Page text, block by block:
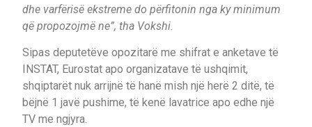
dhe varfërisë ekstreme do përfitonin nga ky minimum
që propozojmë ne”, tha Vokshi.
Sipas deputetëve opozitarë me shifrat e anketave të
INSTAT, Eurostat apo organizatave të ushqimit,
shqiptarët nuk arrijnë të hanë mish një herë 2 ditë, të
bëjnë 1 javë pushime, të kenë lavatrice apo edhe një
TV me ngjyra.